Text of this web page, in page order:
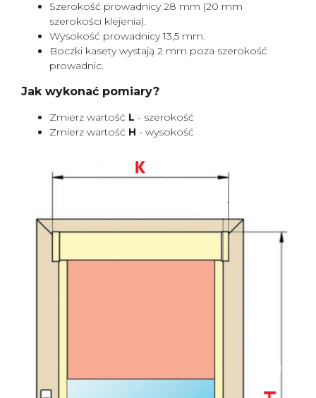
Szerokość prowadnicy 28 mm (20 mm
szerokości klejenia).
Wysokość prowadnicy 13,5 mm.
Boczki kasety wystają 2 mm poza szerokość
prowadnic.
Jak wykonać pomiary?
Zmierz wartość L - szerokość
Zmierz wartość H - wysokość